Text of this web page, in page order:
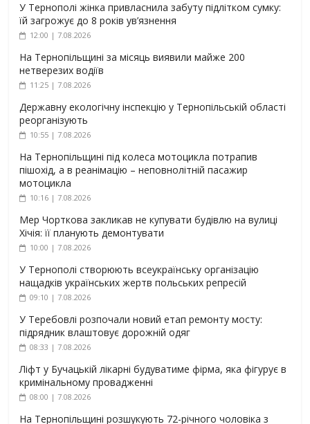
У Тернополі жінка привласнила забуту підлітком сумку:
їй загрожує до 8 років ув’язнення
12:00 | 7.08.2026
На Тернопільщині за місяць виявили майже 200
нетверезих водіїв
11:25 | 7.08.2026
Державну екологічну інспекцію у Тернопільській області
реорганізують
10:55 | 7.08.2026
На Тернопільщині під колеса мотоцикла потрапив
пішохід, а в реанімацію – неповнолітній пасажир
мотоцикла
10:16 | 7.08.2026
Мер Чорткова закликав не купувати будівлю на вулиці
Хічія: її планують демонтувати
10:00 | 7.08.2026
У Тернополі створюють всеукраїнську організацію
нащадків українських жертв польських репресій
09:10 | 7.08.2026
У Теребовлі розпочали новий етап ремонту мосту:
підрядник влаштовує дорожній одяг
08:33 | 7.08.2026
Ліфт у Бучацькій лікарні будуватиме фірма, яка фігурує в
кримінальному провадженні
08:00 | 7.08.2026
На Тернопільщині розшукують 72-річного чоловіка з